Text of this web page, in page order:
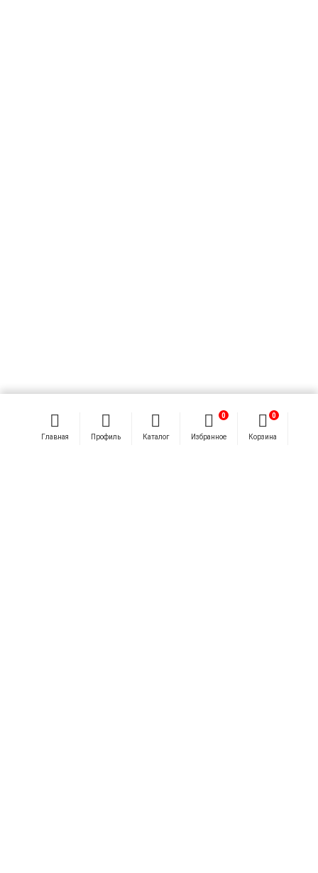
Главная Профиль Каталог
0
Избранное Корзина
0